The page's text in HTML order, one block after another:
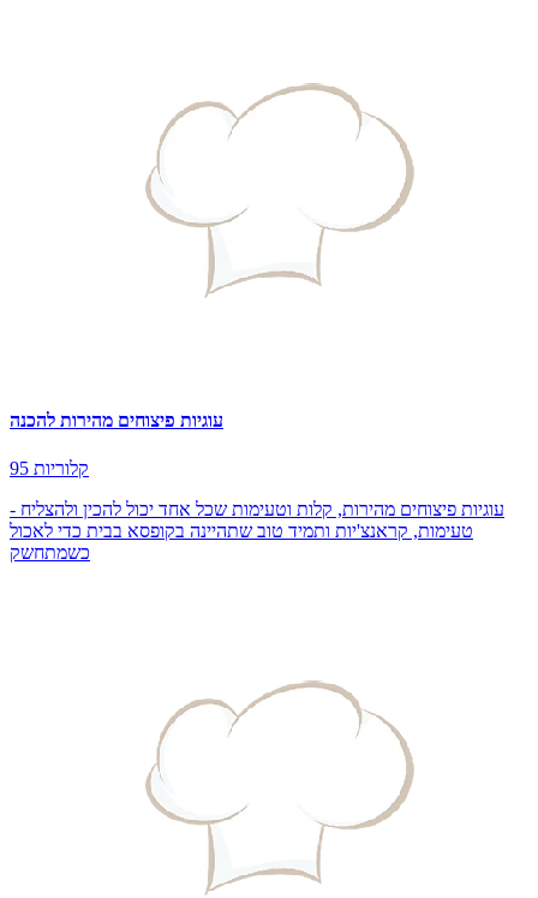
עוגיות פיצוחים מהירות להכנה
95 קלוריות
עוגיות פיצוחים מהירות, קלות וטעימות שכל אחד יכול להכין ולהצליח -
טעימות, קראנצ'יות ותמיד טוב שתהיינה בקופסא בבית כדי לאכול
כשמתחשק